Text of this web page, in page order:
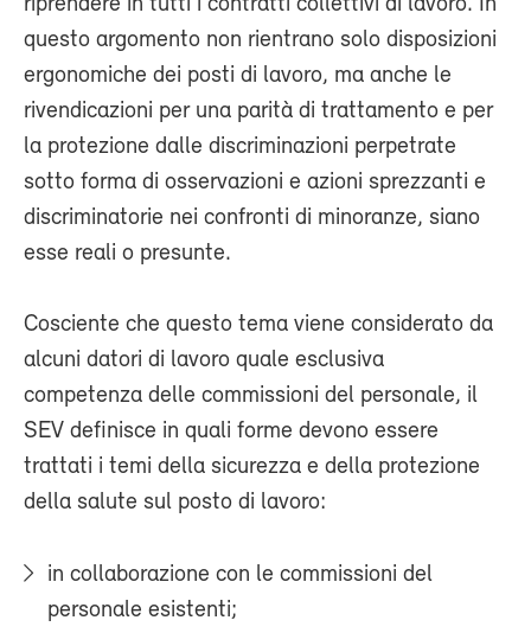
riprendere in tutti i contratti collettivi di lavoro. In
questo argomento non rientrano solo disposizioni
ergonomiche dei posti di lavoro, ma anche le
rivendicazioni per una parità di trattamento e per
la protezione dalle discriminazioni perpetrate
sotto forma di osservazioni e azioni sprezzanti e
discriminatorie nei confronti di minoranze, siano
esse reali o presunte.
Cosciente che questo tema viene considerato da
alcuni datori di lavoro quale esclusiva
competenza delle commissioni del personale, il
SEV definisce in quali forme devono essere
trattati i temi della sicurezza e della protezione
della salute sul posto di lavoro:
in collaborazione con le commissioni del
personale esistenti;